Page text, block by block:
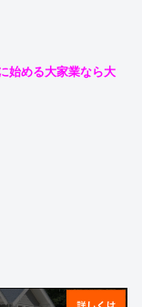
始める大家業なら大